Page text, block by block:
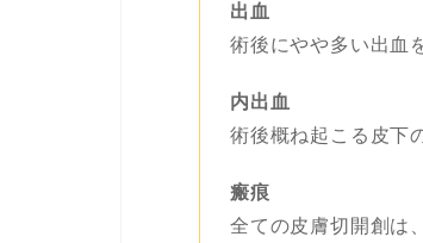
出血
術後にやや多い出血
内出血
術後概ね起こる皮下
瘢痕
全ての皮膚切開創は